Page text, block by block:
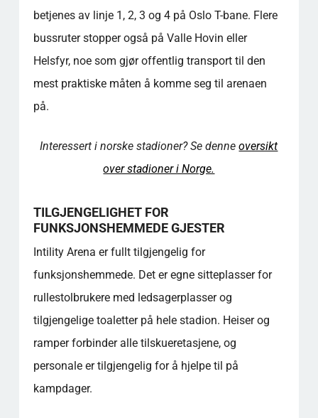
betjenes av linje 1, 2, 3 og 4 på Oslo T-bane. Flere
bussruter stopper også på Valle Hovin eller
Helsfyr, noe som gjør offentlig transport til den
mest praktiske måten å komme seg til arenaen
på.
Interessert i norske stadioner? Se denneoversikt
over stadioner i Norge.
TILGJENGELIGHET FOR
FUNKSJONSHEMMEDE GJESTER
Intility Arena er fullt tilgjengelig for
funksjonshemmede. Det er egne sitteplasser for
rullestolbrukere med ledsagerplasser og
tilgjengelige toaletter på hele stadion. Heiser og
ramper forbinder alle tilskueretasjene, og
personale er tilgjengelig for å hjelpe til på
kampdager.
KLUBBLÅT: "Vålerenga Kjerke"
IKONISKE SANGER
Sammenligning mellom standard og
premium
FAKTAOVERSIKT - GODT Å VITE
For mer utdypende informasjon om dette
nedenfor, som gir ytterligere innsikt og
FAQ - INTILITY ARENA
Hvordan kommer jeg meg til stadion med
offentlig transport fra Oslo sentrum?
støtte for gjester med
funksjonsnedsettelser?
Når bør jeg ankomme før en fotballkamp
lokalet for førstegangsbesøkende?
Er det omvisninger på stadion utenom